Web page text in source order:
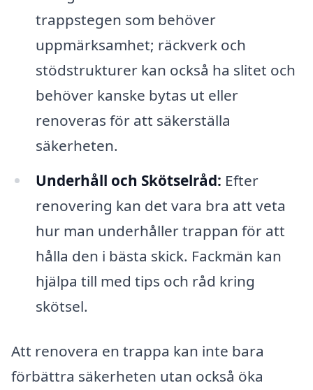
trappstegen som behöver
uppmärksamhet; räckverk och
stödstrukturer kan också ha slitet och
behöver kanske bytas ut eller
renoveras för att säkerställa
säkerheten.
Underhåll och Skötselråd: Efter
renovering kan det vara bra att veta
hur man underhåller trappan för att
hålla den i bästa skick. Fackmän kan
hjälpa till med tips och råd kring
skötsel.
Att renovera en trappa kan inte bara
förbättra säkerheten utan också öka